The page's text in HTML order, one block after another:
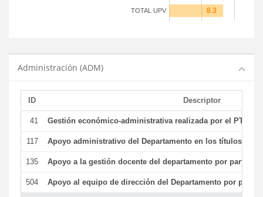
TOTAL UPV
Administración (ADM)
ID Descriptor
41 Gestión económico-administrativa realizada por el PTGAS
117 Apoyo administrativo del Departamento en los títulos de
135 Apoyo a la gestión docente del departamento por parte
504 Apoyo al equipo de dirección del Departamento por parte